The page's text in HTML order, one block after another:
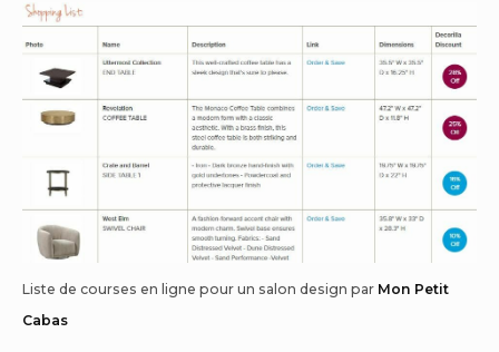
Liste de courses en ligne pour un salon design par Mon Petit
Cabas